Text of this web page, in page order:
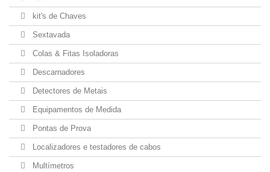
kit's de Chaves
Sextavada
Colas & Fitas Isoladoras
Descarnadores
Detectores de Metais
Equipamentos de Medida
Pontas de Prova
Localizadores e testadores de cabos
Multímetros